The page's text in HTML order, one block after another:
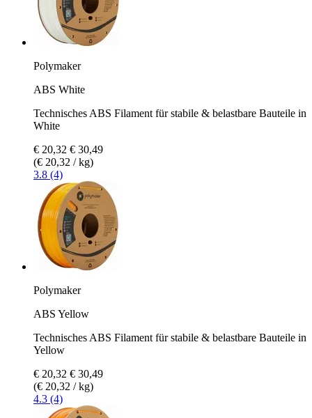
Polymaker
ABS White
Technisches ABS Filament für stabile & belastbare Bauteile in
White
€ 20,32 € 30,49
(€ 20,32 / kg)
3.8 (4)
Polymaker
ABS Yellow
Technisches ABS Filament für stabile & belastbare Bauteile in
Yellow
€ 20,32 € 30,49
(€ 20,32 / kg)
4.3 (4)